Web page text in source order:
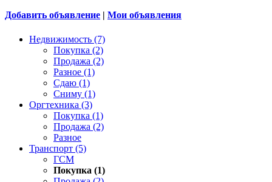
Добавить объявление | Мои объявления
Недвижимость (7)
Покупка (2)
Продажа (2)
Разное (1)
Сдаю (1)
Сниму (1)
Оргтехника (3)
Покупка (1)
Продажа (2)
Разное
Транспорт (5)
ГСМ
Покупка (1)